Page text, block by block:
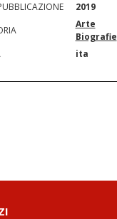
2019
Arte
Biografie
ita